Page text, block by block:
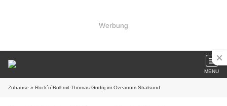
Werbung
MENU
Zuhause » Rock´n`Roll mit Thomas Godoj im Ozeanum Stralsund